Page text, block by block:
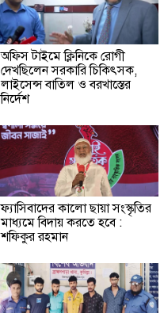
অফিস টাইমে ক্লিনিকে রোগী
দেখছিলেন সরকারি চিকিৎসক,
লাইসেন্স বাতিল ও বরখাস্তের
নির্দেশ
ফ্যাসিবাদের কালো ছায়া সংস্কৃতির
মাধ্যমে বিদায় করতে হবে :
শফিকুর রহমান